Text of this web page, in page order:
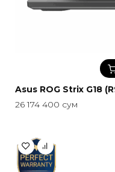
Asus ROG Strix G18
26 174 400 сум